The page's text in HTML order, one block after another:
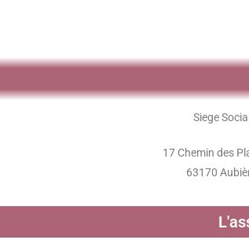
Siege
17 Chemin des
63170